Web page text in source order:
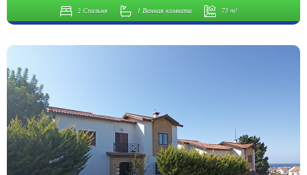
2 Спальня 1 Ванная комната 75 m²